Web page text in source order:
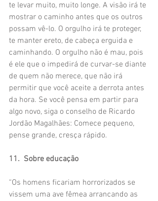
te levar muito, muito longe. A visão irá te
mostrar o caminho antes que os outros
possam vê-lo. O orgulho irá te proteger,
te manter ereto, de cabeça erguida e
caminhando. O orgulho não é mau, pois
é ele que o impedirá de curvar-se diante
de quem não merece, que não irá
permitir que você aceite a derrota antes
da hora. Se você pensa em partir para
algo novo, siga o conselho de Ricardo
Jordão Magalhães: Comece pequeno,
pense grande, cresça rápido.
11.  Sobre educação
“Os homens ficariam horrorizados se
vissem uma ave fêmea arrancando as